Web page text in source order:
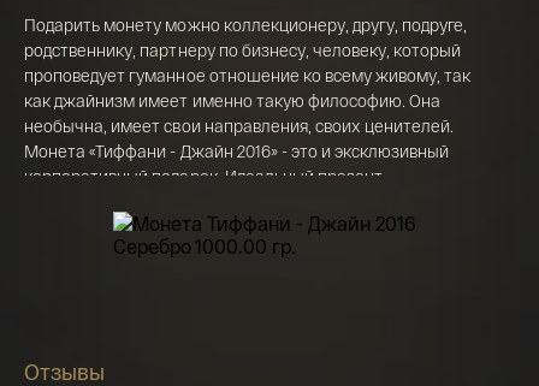
Подарить монету можно коллекционеру, другу, подруге,
родственнику, партнеру по бизнесу, человеку, который
проповедует гуманное отношение ко всему живому, так
как джайнизм имеет именно такую философию. Она
необычна, имеет свои направления, своих ценителей.
Монета «Тиффани - Джайн 2016» - это и эксклюзивный
корпоративный подарок. Идеальный презент
останется без внимания, кому бы вы его не преподнесли.
Наверняка монета займет достойное место в доме или
Отзывы